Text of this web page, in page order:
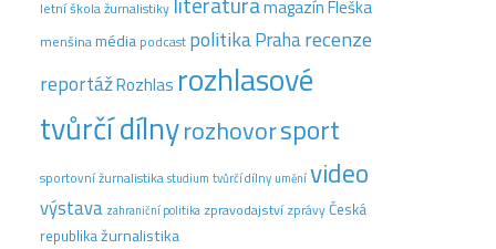
letní škola žurnalistiky magazín Fleška
menšinamédia podcast politikaPraharecenze
reportážRozhlas rozhlasové
tvůrčí dílnyrozhovorsport
sportovní žurnalistikastudium tvůrčí dílny uměnívideo
výstava zahraniční politika zpravodajství zprávyČeská
republikažurnalistika